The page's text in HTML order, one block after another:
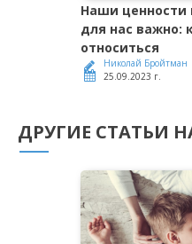
Наши ценности
для нас важно:
относиться
Николай Бройтман
25.09.2023 г.
ДРУГИЕ СТАТЬИ